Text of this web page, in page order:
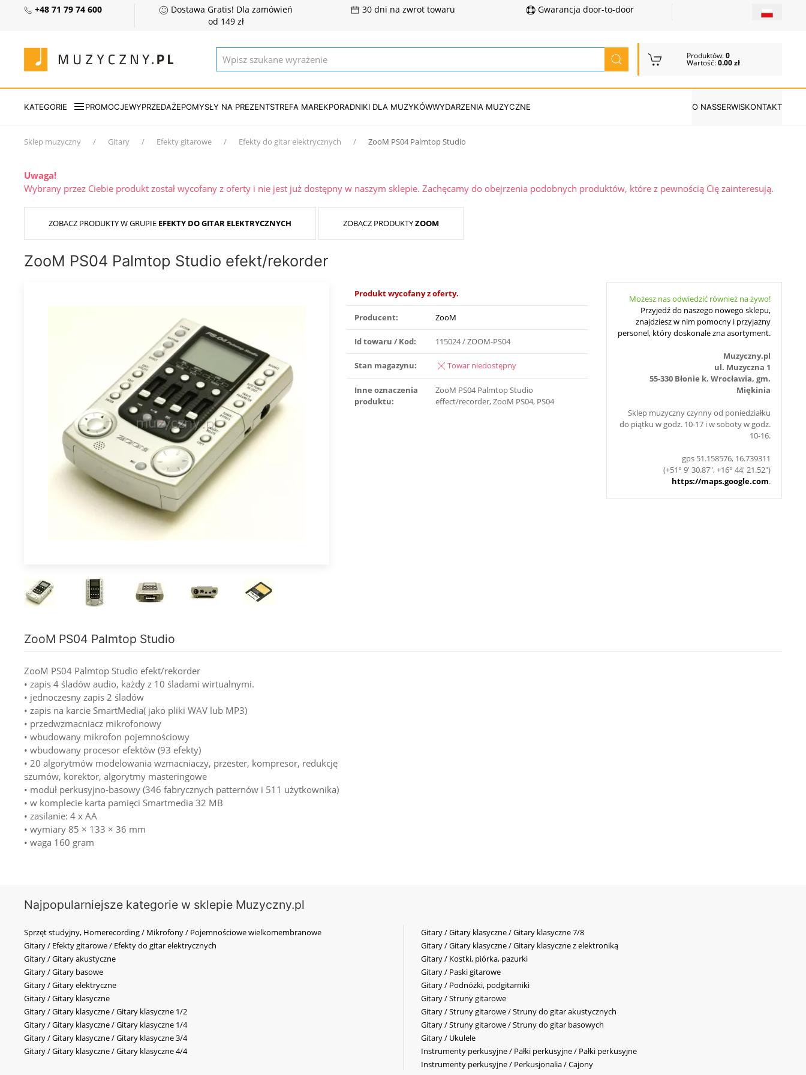
+48 71 79 74 600
Dostawa Gratis! Dla zamówień
od 149 zł
30 dni na zwrot towaru Gwarancja door-to-door
Produktów:0
Wartość:0.00 zł
KATEGORIE PROMOCJEWYPRZEDAŻEPOMYSŁY NA PREZENTSTREFA MAREKPORADNIKI DLA MUZYKÓWWYDARZENIA MUZYCZNE O NASSERWISKONTAKT
Sklep muzyczny Gitary Efekty gitarowe Efekty do gitar elektrycznych ZooM PS04 Palmtop Studio
Uwaga!
Wybrany przez Ciebie produkt został wycofany z oferty i nie jest już dostępny w naszym sklepie. Zachęcamy do obejrzenia podobnych produktów, które z pewnością Cię zainteresują.
ZOBACZ PRODUKTY W GRUPIE EFEKTY DO GITAR ELEKTRYCZNYCH ZOBACZ PRODUKTYZOOM
ZooM PS04 Palmtop Studio efekt/rekorder
Produkt wycofany z oferty.
Producent: ZooM
Id towaru / Kod: 115024 / ZOOM-PS04
Stan magazynu: Towar niedostępny
Inne oznaczenia
produktu:
ZooM PS04 Palmtop Studio
effect/recorder, ZooM PS04, PS04
Możesz nas odwiedzić również na żywo!
Przyjedź do naszego nowego sklepu,
znajdziesz w nim pomocny i przyjazny
personel, który doskonale zna asortyment.
Muzyczny.pl
ul. Muzyczna 1
55-330 Błonie k. Wrocławia, gm.
Miękinia
Sklep muzyczny czynny od poniedziałku
do piątku w godz. 10-17 i w soboty w godz.
10-16.
gps 51.158576, 16.739311
(+51° 9' 30.87", +16° 44' 21.52")
https://maps.google.com.
ZooM PS04 Palmtop Studio
ZooM PS04 Palmtop Studio efekt/rekorder
• zapis 4 śladów audio, każdy z 10 śladami wirtualnymi.
• jednoczesny zapis 2 śladów
• zapis na karcie SmartMedia( jako pliki WAV lub MP3)
• przedwzmacniacz mikrofonowy
• wbudowany mikrofon pojemnościowy
• wbudowany procesor efektów (93 efekty)
• 20 algorytmów modelowania wzmacniaczy, przester, kompresor, redukcję
szumów, korektor, algorytmy masteringowe
• moduł perkusyjno-basowy (346 fabrycznych patternów i 511 użytkownika)
• w komplecie karta pamięci Smartmedia 32 MB
• zasilanie: 4 x AA
• wymiary 85 × 133 × 36 mm
• waga 160 gram
Najpopularniejsze kategorie w sklepie Muzyczny.pl
Sprzęt studyjny, Homerecording / Mikrofony / Pojemnościowe wielkomembranowe
Gitary / Efekty gitarowe / Efekty do gitar elektrycznych
Gitary / Gitary akustyczne
Gitary / Gitary basowe
Gitary / Gitary elektryczne
Gitary / Gitary klasyczne
Gitary / Gitary klasyczne / Gitary klasyczne 1/2
Gitary / Gitary klasyczne / Gitary klasyczne 1/4
Gitary / Gitary klasyczne / Gitary klasyczne 3/4
Gitary / Gitary klasyczne / Gitary klasyczne 4/4
Gitary / Gitary klasyczne / Gitary klasyczne 7/8
Gitary / Gitary klasyczne / Gitary klasyczne z elektroniką
Gitary / Kostki, piórka, pazurki
Gitary / Paski gitarowe
Gitary / Podnóżki, podgitarniki
Gitary / Struny gitarowe
Gitary / Struny gitarowe / Struny do gitar akustycznych
Gitary / Struny gitarowe / Struny do gitar basowych
Gitary / Ukulele
Instrumenty perkusyjne / Pałki perkusyjne / Pałki perkusyjne
Instrumenty perkusyjne / Perkusjonalia / Cajony